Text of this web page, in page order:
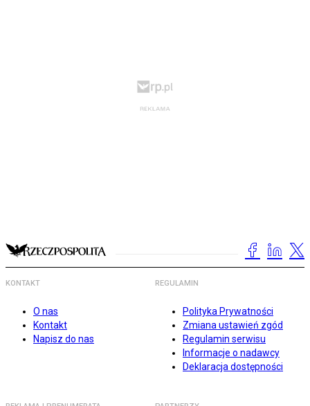
KONTAKT
O nas
Kontakt
Napisz do nas
REGULAMIN
Polityka Prywatności
Zmiana ustawień zgód
Regulamin serwisu
Informacje o nadawcy
Deklaracja dostępności